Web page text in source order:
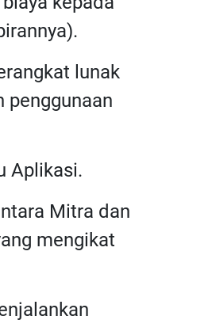
lunak
penggunaan
Aplikasi.
Mitra dan
mengikat